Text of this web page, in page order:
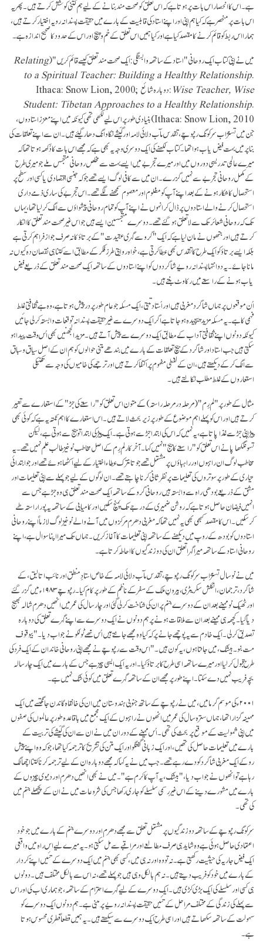
ہے۔ اس کا انحصار اس بات پر ہوتا ہے کہ اس تعلق کو صحت مند بنانے کے لیے ہم کتنی کوشش کرتے ہیں۔ پھر یہ
اس بات پر منحصر ہے کہ کیا ہم اپنی اور اپنے استاد کی قابلیت کے بارے میں حقیقت پسندانہ رویہ اختیار کرتے ہیں،
ہمارا اس ربط کو قائم کرنے کا مقصد کیا ہے اور کیا ہمیں اس تعلق کے خم و پیچ اور اس کے حدود کا صحیح اندازہ ہے۔
میں نے اپنی کتاب ایک روحانی "استاد کے ساتھہ وابستگی: ایک صحت مند تعلق کیسے قائم کریں" (Relating
to a Spiritual Teacher: Building a Healthy Relationship.
Ithaca: Snow Lion, 2000; دوبارہ شائع:Wise Teacher, Wise
Student: Tibetan Approaches to a Healthy Relationship.
Ithaca: Snow Lion, 2010) بنیادی طور پر اس لیے لکھی تھی کیونکہ میں اپنے معزز استادوں،
جن میں تسنژاب سرکونگ رنپوچے، تقدس مآب دلائی لامہ اور گَیشے نگاوانگ دھارگیئے ہیں۔ ان سے اپنے تعلقات کی
بنا پرمیں بہت فیض یاب ہوا تھا۔ کتاب لکھنے کی ایک دوسری وجہ یہ بھی ہے کہ مجھے اس بات کا دُکھہ ہوتا تھا کہ
میرے عالمی تدریسی دوروں میں اور میرے تجربے میں ایسے بہت سے مخلص روحانی متجسس ملے جو میری طرح
کے مکمل روحانی تجربے سے نہیں گزرے۔ ان میں سےکافی لوگ ایسے تھے جو کہ جنسی اقتصادی یا کسی اور سطح پر
استحصال کا شکار ہونے کے بعد اپنے آپ کو مظلوم اور معصوم سمجھنے لگے تھے۔ اس تجربے کی ساری ذمے داری
استحصال کرنے والے استادوں پر ڈال کر انہوں نے اپنے آپ کو تمام روحانی پیشواؤں سےالگ کر لیا تھا، یہاں
تک کہ روحانی شعائر تک سے لا تعلق ہو گئے تھے۔ دوسرے متجسسین ایسے ہیں جو اس غیر صحت مند تعلق کا انکار
کرتے ہیں اور جنھوں نے مان لیا ہے کہ ایک "گرو سے گہری عقیدت" کے برتاؤ کا نہ صرف جواز فراہم کرتی ہے
بلکہ ایسے برتاؤ کو ایک طرح کا تقدس بھی عطا کرتی ہے، خواہ روایتی طرز فکر کے مطابق اسے کتنا ہی نقصان دہ کیوں نہ
مانا جائے۔ یہ دو انتہا پسندانہ رویے شاگردوں کو اپنے استادوں کے ساتھہ ایک صحت مند تعلق کے ذریعے فیض
یاب ہونے کے راستے میں رکاوٹ بنتے ہیں۔
اُن موقعوں پر جہاں شاگرد مغربی ہیں اور اُستاد تبتی، ایک مسئلہ جو عام طور پر درپیش ہوتا ہے، وہ ہے ثقافتی غلط
فہمی کا ہے۔ یہ مسئلہ مزید پیچیدہ ہو جاتا ہے اگر ایک دوسرے سے غیر حقیقت پسندانہ توقعات وابستہ کر لی جائیں
کیونکہ دونوں اپنے ثقافتی آداب کے مطابق ایک دوسرے سے پیش آتے ہیں۔ مزید الجھنیں بھی اُس وقت پیدا ہو
سکتی ہیں جب استاد اور شاگرد کے بیچ تعلقات کے بارے میں بندھے متنی حوالوں کو ہم ان کے اصل سیاق و سباق
سے الگ کر کے دیکھتے ہیں، ان کے لفظی مفہوم پر اکتفا کرتے ہیں اور ترجمے کی خامیوں کی وجہ سے تکنیکی
استعاروں کے غلط مطلب نکالتے ہیں۔
مثال کے طور پر "لم رِم" (مرحلہ در مرحلہ راستہ) کے متون اس تعلق کو "راستے کی جڑ" کے استعارے سے تعبیر
کرتے ہیں اور اس کو پہلے اہم موضوع کے طور پر زیر بحث لاتے ہیں۔ اس استعارے کا اہم نکتہ یہ ہے کہ کوئی بھی
پیڑ اپنی جڑ سے غذا پاتا ہے، یہ نہیں کہ اس کی ابتدا جڑ سے ہوتی ہے۔ ایک پیڑ کی ابتدا تو بیج سے ہوتی ہے، لیکن
تسونگکھاپا نے اس تعلق کو "راستے کا بیج" نہیں کہا۔ آخر کار لم رِم کے اصل مخاطب نوخیز طالب علم نہیں تھے۔ یہ
مخاطب لوگ ان راہبوں اور راہباؤں پر مشتمل تھے جو تانترک عطاء اختیار کے لیے اکٹھا ہوئے تھے اور جو ابتدائی
تیاری کے طور پر سوتروں کی تعلیمات پر نظر ثانی کرنا چاہتے تھے۔ ان لوگوں کے لیے جو پہلے سے اپنی تعلیمات اور
مشق کے ذریعے بودھی راہ سے وابستہ ہیں روحانی گرو کے ساتھہ ایک صحت مند تعلق ہی وہ جڑ ہے جس سے
انہیں فیضان حاصل ہوتا ہے کہ روشن ضمیری کے درجے تک پہنچ سکیں اور کامیابی کے ساتھہ یہ پورا راستہ طے
کرسکیں۔ اس کا مقصد کبھی بھی یہ نہیں تھا کہ مغربی دھرم مرکزوں میں آنے والے نوخیز لوگ لازماً اپنے روحانی
استادوں کو بودھ کے روپ میں دیکھنے کے ساتھہ اپنی تعلیمات کا آغاز کریں۔ جہاں تک میرا اپنا سوال ہے، اپنے
روحانی استاد کے ساتھہ میرا گہرا تعلق ان کی دو زندگیوں کا احاطہ کرتا ہے۔
میں نے نو سال تسنژاب سرکونگ رنپوچے، تقدس مآب دلائی لامہ کے خاص استادِ منطق اور نائب اتالیق،کے
شاگرد، ترجمان، انگلش سکریٹری، بیرونِ ملک کے سفر کے ناظم کے طور پر کام کیا۔ رنپوچے ۱۹۸۳ء میں گزر گئے
اور ٹھیک نو مہینے بعد ان کے دوسرے جنم پر ان کی شناخت کر لی گئی اور چار سال کی عمر میں انھیں دھرم شالہ بھیج
دیا گیا۔ کچھہ ہی مہینے بعد ان سے ملاقات ہونے پر ہم دونوں نے ایک دوسرے سے اپنے گہرے تعلق کی دوبارہ
تصدیق کر لی۔ ایک خادم سے یہ پوچھے جانے پر کہ کیا وہ مجھے جانتے ہیں اُس ننھے ٹولکو نے جواب دیا۔ "بیوقوف
مت بنو۔ بیشک، میں جانتا ہوں، یہ کون ہیں۔" اس وقت سے رنپوچے نے مجھے اپنی روحانی خاندان کے ایک فرد کی
طرح قبول کر لیا اور میرے ساتھہ اسی طرح کا برتاؤ کیا۔ اور یہ ایک ایسی چیز ہے جس کے بارے میں ایک چار سالہ
بچہ فریب نہیں دے سکتا۔ اپنے طور پر مجھے ان کے ساتھہ گہرے تعلق میں کوئی شک نہیں ہے۔
۲۰۰۱ء کی موسم گرما میں، میں نے رنپوچے کے ساتھ جنوبی ہندوستان میں ان کی خانقاہ گاندن جانگتسے میں ایک
مہینہ گزارا تھا، جہاں سترہ سال کی عمر میں انھوں نے راہبوں کے ایک مجمع میں باقاعدہ طور پر عالموں کی صفوں
میں اپنی شمولیت کے موقع پر بحث کی تھی۔ اُس مہینے کے دوران میں نے ان سے ان کی گَیشے کی تربیت کے
بارے میں تعلیمات حاصل کی تھیں، اور ایک زبانی گفتگو اور ایک متن کی تشریح کا ترجمہ کیا تھا، جو کہ وہ اپنے پیش
رو کے ایک مغربی شاگرد کو دے رہے تھے۔ جب میں نے یہ کہا کہ مجھے دوبارہ ان کے لیے ترجمہ کرنا کتنا اچھا لگ
رہا ہے تو انھوں نے جواب دیا، "بیشک، یہ آپ کا کرم ہے"۔ میں نے بھی انھیں دھرم اور دنیوی چیزوں کے
بارے میں مشورے دینے کے اس غیر رسمی سلسلے کو جاری رکھا جس کی شروعات میں نے ان کے پچھلے جنم میں
کی تھی۔
سرکونگ رنپوچے کے ساتھہ دو زندگیوں پر مشتمل تعلق سے مجھے دھرم اور دوسرے جنم کے بارے میں جو خود
اعتمادی حاصل ہوئی ہے وہ شاید ہی صرف مطالعے اور مراقبے سے مل سکتی ہو۔ یہ میرے لیے اس راہ میں واقعی
ایک فیض جاریہ کی حیثیت رکھتی ہے۔ نہ تو وہ اور نہ ہی میں، کسی بھی جنم میں ایک دوسرے کے تئیں اپنے کردار
کے بارے میں خود کو فریب دیتے ہیں۔ نہ ہم بالکل وہی ہیں جو پہلے تھے، نہ اس سے بالکل مختلف ہیں۔ دونوں
ہی کسی اور سلسلے کی ایک بڑی کڑی ہیں۔ ایک دوسرے کے لیے گہرے احترام کے ساتھہ، جو ہماری اب کی اور اس
سے پہلے کی زندگی کے مختلف مراحل کے تئیں حقیقت پسندانہ رویے پر مبنی ہے۔ ہم دونوں ایک دوسرے کو
سہولت کے ساتھہ سکھاتے ہیں اور اسی طرح ایک دوسرے سے سیکھتے ہیں۔ یہ ہمیں قطعاً فطری محسوس ہوتا
ہے۔